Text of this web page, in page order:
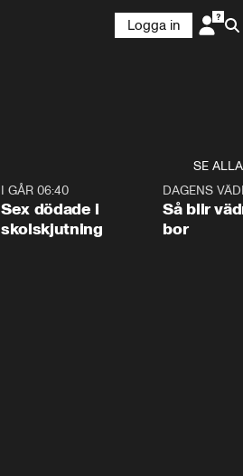
Logga in
SE ALLA
I GÅR 06:40
Sex dödade i
skolskjutning
DAGENS
Så blir
bor